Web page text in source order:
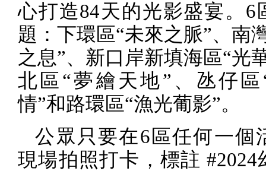
心打造84天的光影盛宴。 6
題：下環區“未來之脈”、南
之息”、新口岸新填海區“光
北區“夢繪天地”、氹仔
情”和路環區“漁光葡影”。
公眾只要在6 區任何一個
現場拍照打卡，標註 #2024